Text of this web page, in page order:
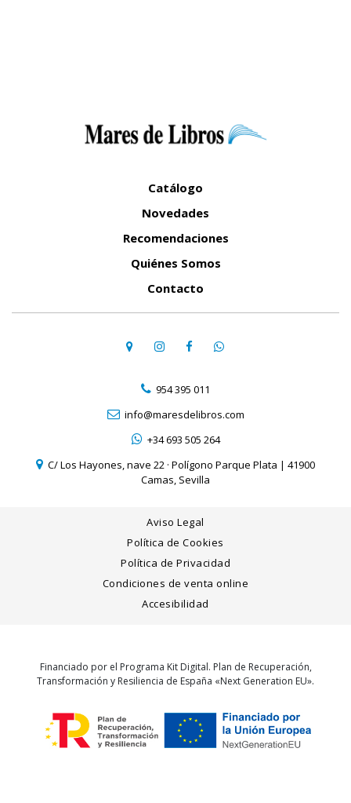
Catálogo
Novedades
Recomendaciones
Quiénes Somos
Contacto
954 395 011
info@maresdelibros.com
+34 693 505 264
C/ Los Hayones, nave 22 · Polígono Parque Plata | 41900
Camas, Sevilla
Aviso Legal
Política de Cookies
Política de Privacidad
Condiciones de venta online
Accesibilidad
Financiado por el Programa Kit Digital. Plan de Recuperación,
Transformación y Resiliencia de España «Next Generation EU».